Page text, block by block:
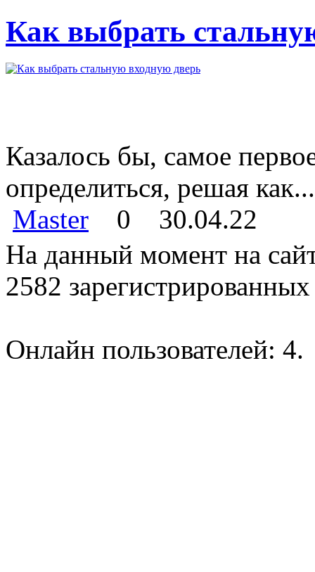
Как выбрать
Казалось бы, самое
определиться, решая как...
Master
0
30.04.22
На данный момент на
2582 зарегистрированных
Онлайн пользователей: 4.